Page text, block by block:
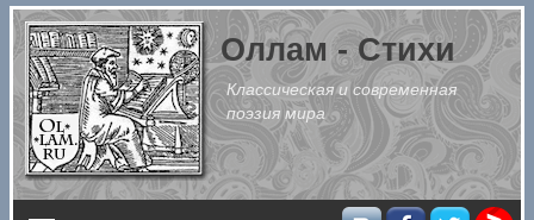
Перейти к основному содержанию
Оллам - Стихи
Классическая и современная
поэзия мира